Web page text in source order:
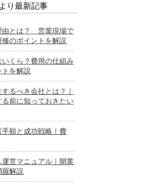
り最新記事
由とは？ 営業現場で
のポイントを解説
くら？費用の仕組み
を解説
るべき会社とは？｜
前に知っておきたい
順と成功戦略！費
営マニュアル｜開業
解説